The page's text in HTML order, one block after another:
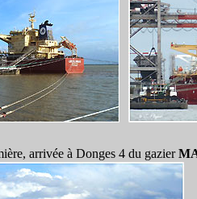
arrivée à Donges 4 du gazier